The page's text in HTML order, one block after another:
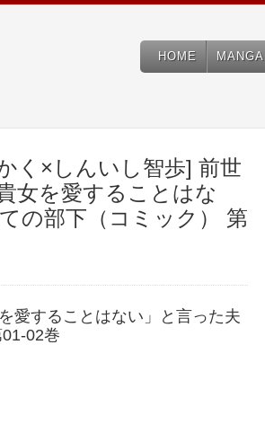
HOME MANGA
く×しんいし智歩] 前世
女を愛することはな
の部下（コミック） 第
愛することはない」と言った夫
02巻